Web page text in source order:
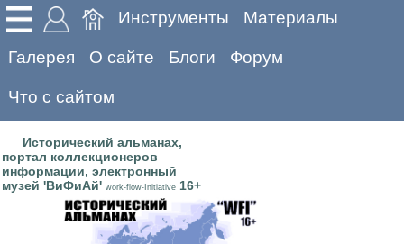
Инструменты Материалы
Галерея О сайте Блоги Форум
Что с сайтом
Исторический альманах,
портал коллекционеров
информации, электронный
музей 'ВиФиАй' work-flow-Initiative 16+